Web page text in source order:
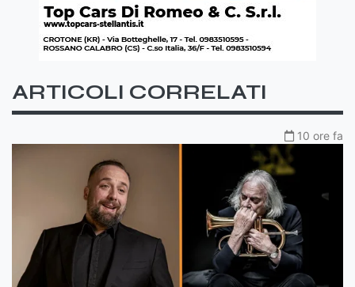
ARTICOLI CORRELATI
10 ore fa